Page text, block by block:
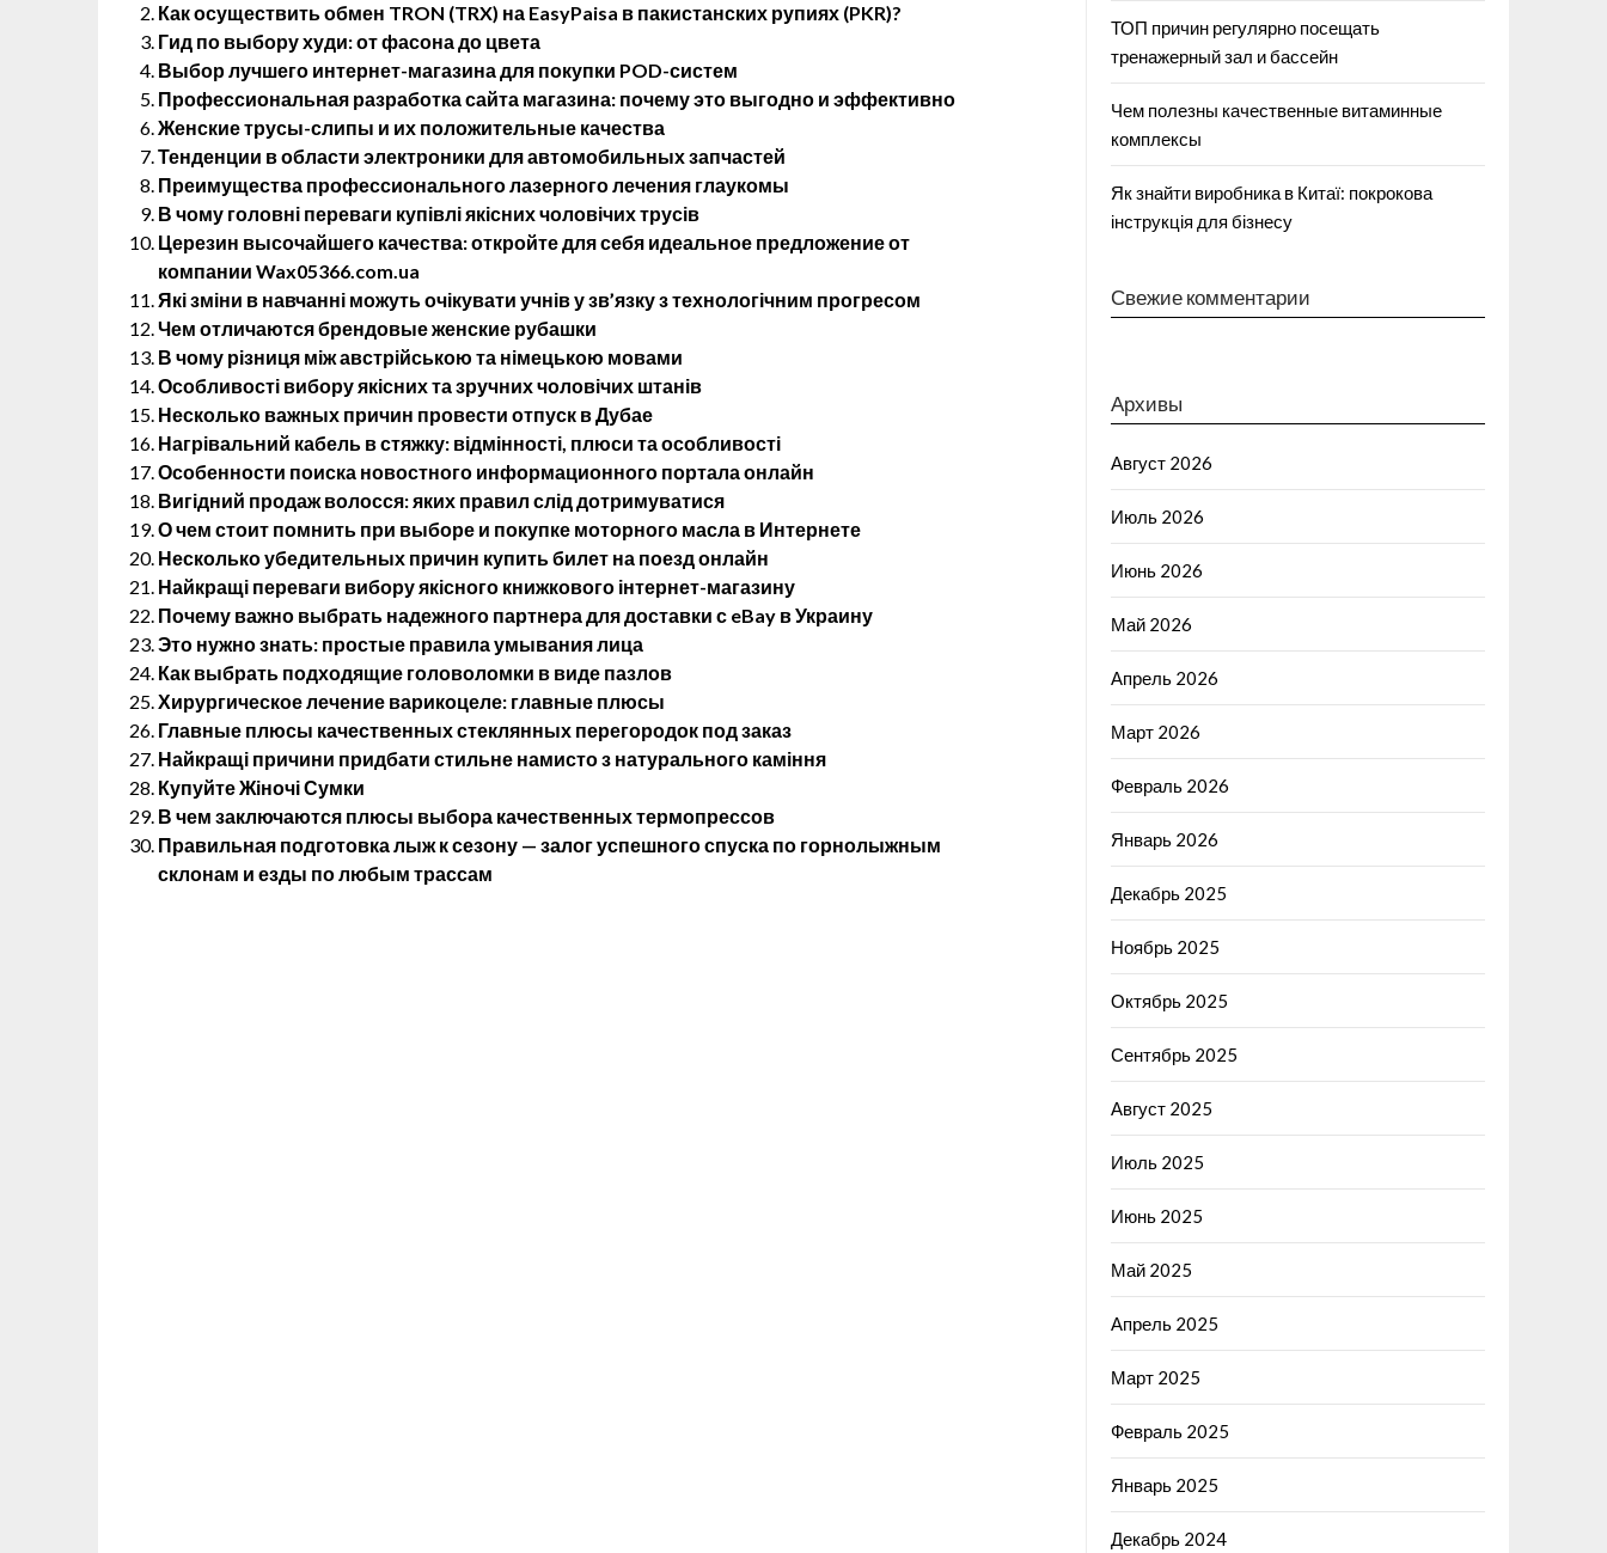
Как осуществить обмен TRON (TRX) на EasyPaisa в пакистанских рупиях (PKR)?
Гид по выбору худи: от фасона до цвета
Выбор лучшего интернет-магазина для покупки POD-систем
Профессиональная разработка сайта магазина: почему это выгодно и эффективно
Женские трусы-слипы и их положительные качества
Тенденции в области электроники для автомобильных запчастей
Преимущества профессионального лазерного лечения глаукомы
В чому головні переваги купівлі якісних чоловічих трусів
Церезин высочайшего качества: откройте для себя идеальное предложение от
компании Wax05366.com.ua
Які зміни в навчанні можуть очікувати учнів у зв’язку з технологічним прогресом
Чем отличаются брендовые женские рубашки
В чому різниця між австрійською та німецькою мовами
Особливості вибору якісних та зручних чоловічих штанів
Несколько важных причин провести отпуск в Дубае
Нагрівальний кабель в стяжку: відмінності, плюси та особливості
Особенности поиска новостного информационного портала онлайн
Вигідний продаж волосся: яких правил слід дотримуватися
О чем стоит помнить при выборе и покупке моторного масла в Интернете
Несколько убедительных причин купить билет на поезд онлайн
Найкращі переваги вибору якісного книжкового інтернет-магазину
Почему важно выбрать надежного партнера для доставки с eBay в Украину
Это нужно знать: простые правила умывания лица
Как выбрать подходящие головоломки в виде пазлов
Хирургическое лечение варикоцеле: главные плюсы
Главные плюсы качественных стеклянных перегородок под заказ
Найкращі причини придбати стильне намисто з натурального каміння
Купуйте Жіночі Сумки
В чем заключаются плюсы выбора качественных термопрессов
Правильная подготовка лыж к сезону — залог успешного спуска по горнолыжным
склонам и езды по любым трассам
ТОП причин регулярно посещать
тренажерный зал и бассейн
Чем полезны качественные витаминные
комплексы
Як знайти виробника в Китаї: покрокова
інструкція для бізнесу
Свежие комментарии
Архивы
Август 2026
Июль 2026
Июнь 2026
Май 2026
Апрель 2026
Март 2026
Февраль 2026
Январь 2026
Декабрь 2025
Ноябрь 2025
Октябрь 2025
Сентябрь 2025
Август 2025
Июль 2025
Июнь 2025
Май 2025
Апрель 2025
Март 2025
Февраль 2025
Январь 2025
Декабрь 2024